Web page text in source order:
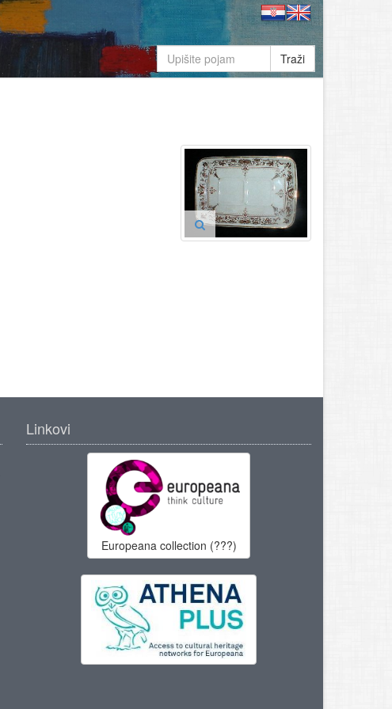
Traži
Linkovi
Europeana collection (???)